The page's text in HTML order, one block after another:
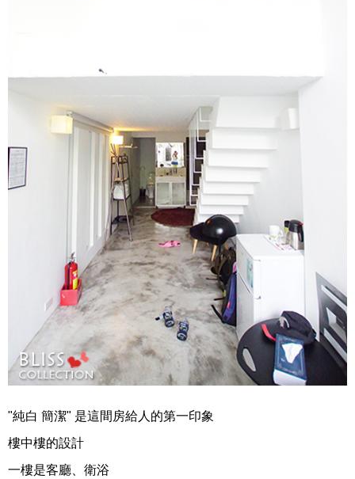
"純白 簡潔" 是這間房給人的第一印象
樓中樓的設計
一樓是客廳、衛浴